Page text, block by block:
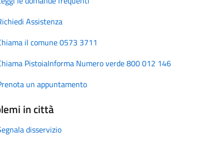
Assistenza
il comune 0573 3711
PistoiaInforma Numero verde 800 012 146
un appuntamento
in città
disservizio